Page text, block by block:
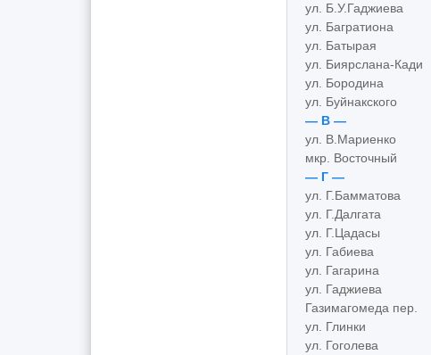
ул. Б.У.Гаджиева
ул. Багратиона
ул. Батырая
ул. Биярслана-Кади
ул. Бородина
ул. Буйнакского
— В —
ул. В.Мариенко
мкр. Восточный
— Г —
ул. Г.Бамматова
ул. Г.Далгата
ул. Г.Цадасы
ул. Габиева
ул. Гагарина
ул. Гаджиева
Газимагомеда пер.
ул. Глинки
ул. Гоголева